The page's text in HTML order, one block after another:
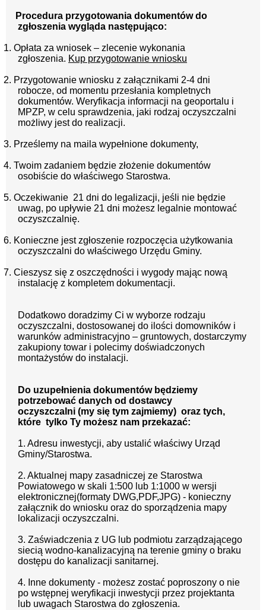
Procedura przygotowania dokumentów do
zgłoszenia wygląda następująco:
1. Opłata za wniosek – zlecenie wykonania
zgłoszenia. Kup przygotowanie wniosku
2. Przygotowanie wniosku z załącznikami 2-4 dni
robocze, od momentu przesłania kompletnych
dokumentów. Weryfikacja informacji na geoportalu i
MPZP, w celu sprawdzenia, jaki rodzaj oczyszczalni
możliwy jest do realizacji.
3. Prześlemy na maila wypełnione dokumenty,
4. Twoim zadaniem będzie złożenie dokumentów
osobiście do właściwego Starostwa.
5. Oczekiwanie 21 dni do legalizacji, jeśli nie będzie
uwag, po upływie 21 dni możesz legalnie montować
oczyszczalnię.
6. Konieczne jest zgłoszenie rozpoczęcia użytkowania
oczyszczalni do właściwego Urzędu Gminy.
7. Cieszysz się z oszczędności i wygody mając nową
instalację z kompletem dokumentacji.
Dodatkowo doradzimy Ci w wyborze rodzaju
oczyszczalni, dostosowanej do ilości domowników i
warunków administracyjno – gruntowych, dostarczymy
zakupiony towar i polecimy doświadczonych
montażystów do instalacji.
Do uzupełnienia dokumentów będziemy
potrzebować danych od dostawcy
oczyszczalni (my się tym zajmiemy) oraz tych,
które tylko Ty możesz nam przekazać:
1. Adresu inwestycji, aby ustalić właściwy Urząd
Gminy/Starostwa.
2. Aktualnej mapy zasadniczej ze Starostwa
Powiatowego w skali 1:500 lub 1:1000 w wersji
elektronicznej(formaty DWG,PDF,JPG) - konieczny
załącznik do wniosku oraz do sporządzenia mapy
lokalizacji oczyszczalni.
3. Zaświadczenia z UG lub podmiotu zarządzającego
siecią wodno-kanalizacyjną na terenie gminy o braku
dostępu do kanalizacji sanitarnej.
4. Inne dokumenty - możesz zostać poproszony o nie
po wstępnej weryfikacji inwestycji przez projektanta
lub uwagach Starostwa do zgłoszenia.